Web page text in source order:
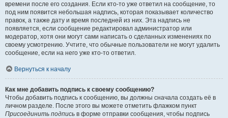
времени после его создания. Если кто-то уже ответил на сообщение, то
под ним появится небольшая надпись, которая показывает количество
правок, а также дату и время последней из них. Эта надпись не
появляется, если сообщение редактировал администратор или
модератор, хотя они могут сами написать о сделанных изменениях по
своему усмотрению. Учтите, что обычные пользователи не могут удалить
сообщение, если на него уже кто-то ответил.
Вернуться к началу
Как мне добавить подпись к своему сообщению?
Чтобы добавить подпись к сообщению, вы должны сначала создать её в
личном разделе. После этого вы можете отметить флажком пункт
Присоединить подпись в форме отправки сообщения, чтобы подпись